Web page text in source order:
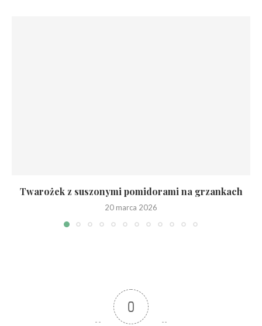
Twarożek z suszonymi pomidorami na grzankach
20 marca 2026
0